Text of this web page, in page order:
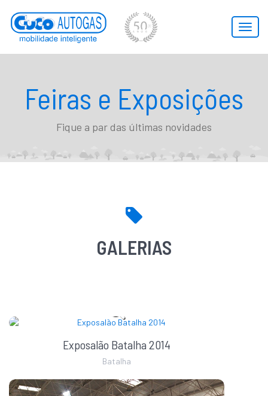
Feiras e Exposições
Fique a par das últimas novidades
GALERIAS
Exposalão Batalha 2014
Batalha